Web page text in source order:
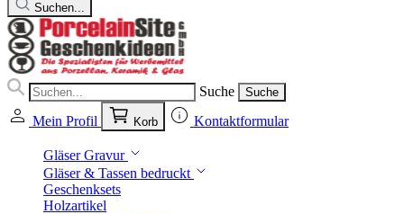
Suchen...
Suche Suche
Mein Profil Korb Kontaktformular
Gläser Gravur
Gläser & Tassen bedruckt
Geschenksets
Holzartikel